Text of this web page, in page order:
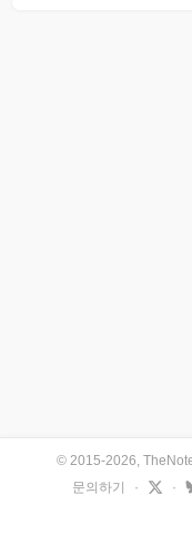
© 2015-2026,
문의하기
· ·